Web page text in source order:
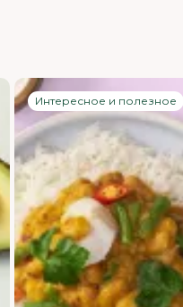
Интересное и полезное